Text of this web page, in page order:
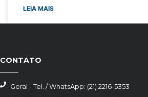
LEIA MAIS
CONTATO
Geral - Tel. / WhatsApp: (21) 2216-5353